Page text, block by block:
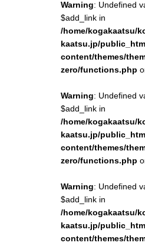
Warning: Undefined
$add_link in
/home/kogakaatsu/
kaatsu.jp/
content/themes/
zero/functions.php
Warning: Undefined
$add_link in
/home/kogakaatsu/
kaatsu.jp/
content/themes/
zero/functions.php
Warning: Undefined
$add_link in
/home/kogakaatsu/
kaatsu.jp/
content/themes/